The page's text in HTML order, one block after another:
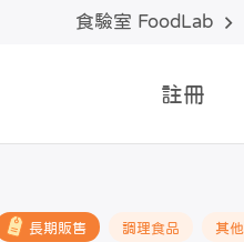
食驗室 FoodLab
註冊
長期販售 調理食品 其他